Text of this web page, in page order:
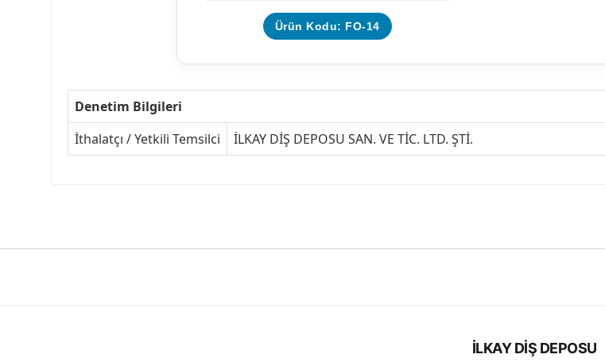
Ürün Kodu: FO-14
Denetim Bilgileri
İthalatçı / Yetkili Temsilci
İLKAY DİŞ DEPOSU SAN. VE TİC. LTD. ŞTİ.
İLKAY DİŞ DEPOSU